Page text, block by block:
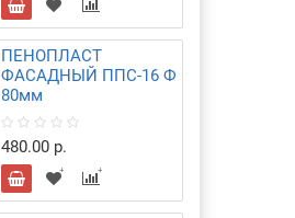
ПЕНОПЛАСТ
ФАСАДНЫЙ ППС-16 Ф
80мм
480.00 р.